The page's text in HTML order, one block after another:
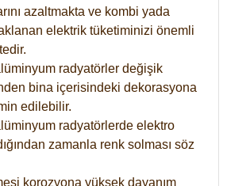
azaltmakta ve kombi yada
elektrik tüketiminizi önemli
radyatörler değişik
bina içerisindeki dekorasyona
edilebilir.
radyatörlerde elektro
zamanla renk solması söz
korozyona yüksek dayanım